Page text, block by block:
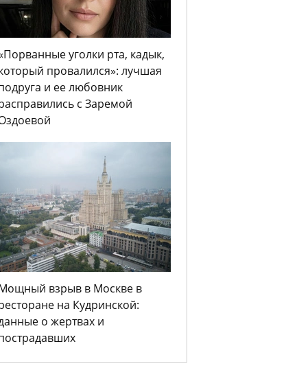
уголки рта, кадык,
провалился»: лучшая
и ее любовник
с Заремой
взрыв в Москве в
на Кудринской:
о жертвах и